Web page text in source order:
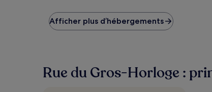
le
plus
des
Afficher plus d’hébergements
Rue du Gros-Horloge :